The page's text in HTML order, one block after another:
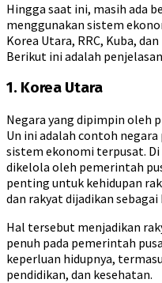
Hingga saat ini, masih ada
menggunakan sistem
Korea Utara, RRC, Kuba,
Berikut ini adalah
1. Korea Utara
Negara yang dipimpin oleh
Un ini adalah contoh
sistem ekonomi terpusat.
dikelola oleh pemerintah
penting untuk kehidupan
dan rakyat dijadikan sebagai
Hal tersebut menjadikan
penuh pada pemerintah
keperluan hidupnya,
pendidikan, dan kesehatan.